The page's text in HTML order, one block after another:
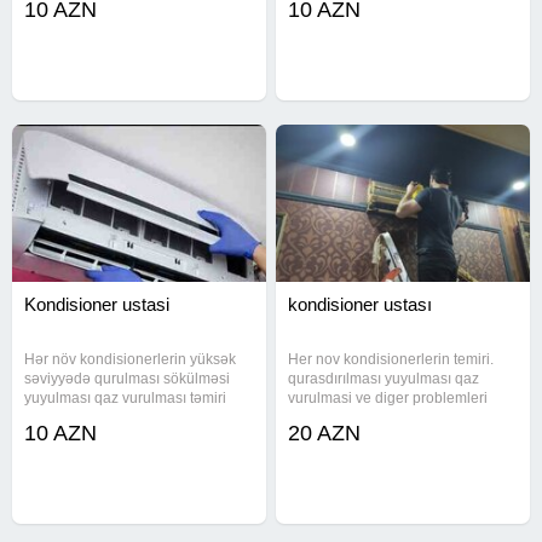
yuma hər bir işimizə zəmanət
10 AZN
yüksək səviyyədə təşkil
10 AZN
Kondisioner ustasi
Hər növ kondisionerlerin yüksək
səviyyədə qurulması sökülməsi
yuyulması qaz vurulması təmiri
işləre zəmanət veririk
10 AZN
kondisioner ustası
Her nov kondisionerlerin temiri.
qurasdırılması yuyulması qaz
vurulmasi ve diger problemleri
20 AZN